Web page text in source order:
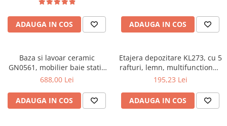
ADAUGA IN COS ADAUGA IN COS
Baza si lavoar ceramic
GN0561, mobilier baie stativ
50 cm, front MDF, 2 usi, 2
reglabile, alb/antracit
688,00 Lei
ADAUGA IN COS
Etajera depozitare KL273, cu 5
rafturi, lemn, multifunctional,
natur
195,23 Lei
ADAUGA IN COS